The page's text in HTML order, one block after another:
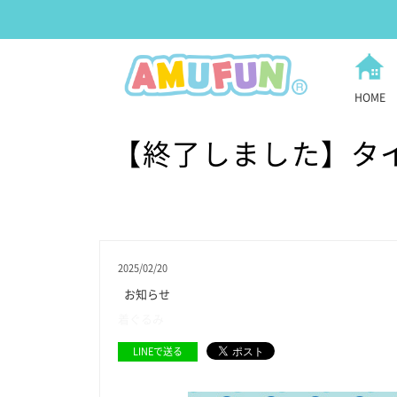
HOME
【終了しました】
2025/02/20
お知らせ
LINEで送る